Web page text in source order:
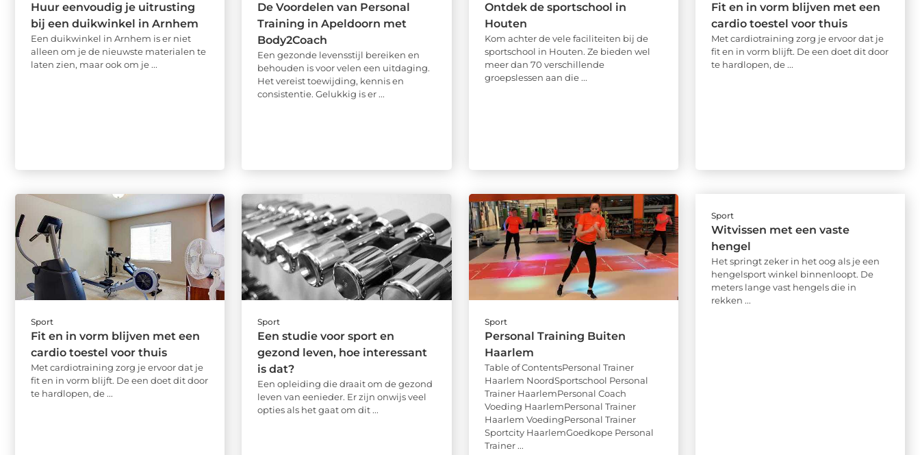
Huur eenvoudig je uitrusting
bij een duikwinkel in Arnhem
Een duikwinkel in Arnhem is er niet
alleen om je de nieuwste materialen te
laten zien, maar ook om je ...
De Voordelen van Personal
Training in Apeldoorn met
Body2Coach
Een gezonde levensstijl bereiken en
behouden is voor velen een uitdaging.
Het vereist toewijding, kennis en
consistentie. Gelukkig is er ...
Ontdek de sportschool in
Houten
Kom achter de vele faciliteiten bij de
sportschool in Houten. Ze bieden wel
meer dan 70 verschillende
groepslessen aan die ...
Fit en in vorm blijven met een
cardio toestel voor thuis
Met cardiotraining zorg je ervoor dat je
fit en in vorm blijft. De een doet dit door
te hardlopen, de ...
Sport
Fit en in vorm blijven met een
cardio toestel voor thuis
Met cardiotraining zorg je ervoor dat je
fit en in vorm blijft. De een doet dit door
te hardlopen, de ...
Sport
Een studie voor sport en
gezond leven, hoe interessant
is dat?
Een opleiding die draait om de gezond
leven van eenieder. Er zijn onwijs veel
opties als het gaat om dit ...
Sport
Personal Training Buiten
Haarlem
Table of ContentsPersonal Trainer
Haarlem NoordSportschool Personal
Trainer HaarlemPersonal Coach
Voeding HaarlemPersonal Trainer
Haarlem VoedingPersonal Trainer
Sportcity HaarlemGoedkope Personal
Trainer ...
Sport
Witvissen met een vaste
hengel
Het springt zeker in het oog als je een
hengelsport winkel binnenloopt. De
meters lange vast hengels die in
rekken ...